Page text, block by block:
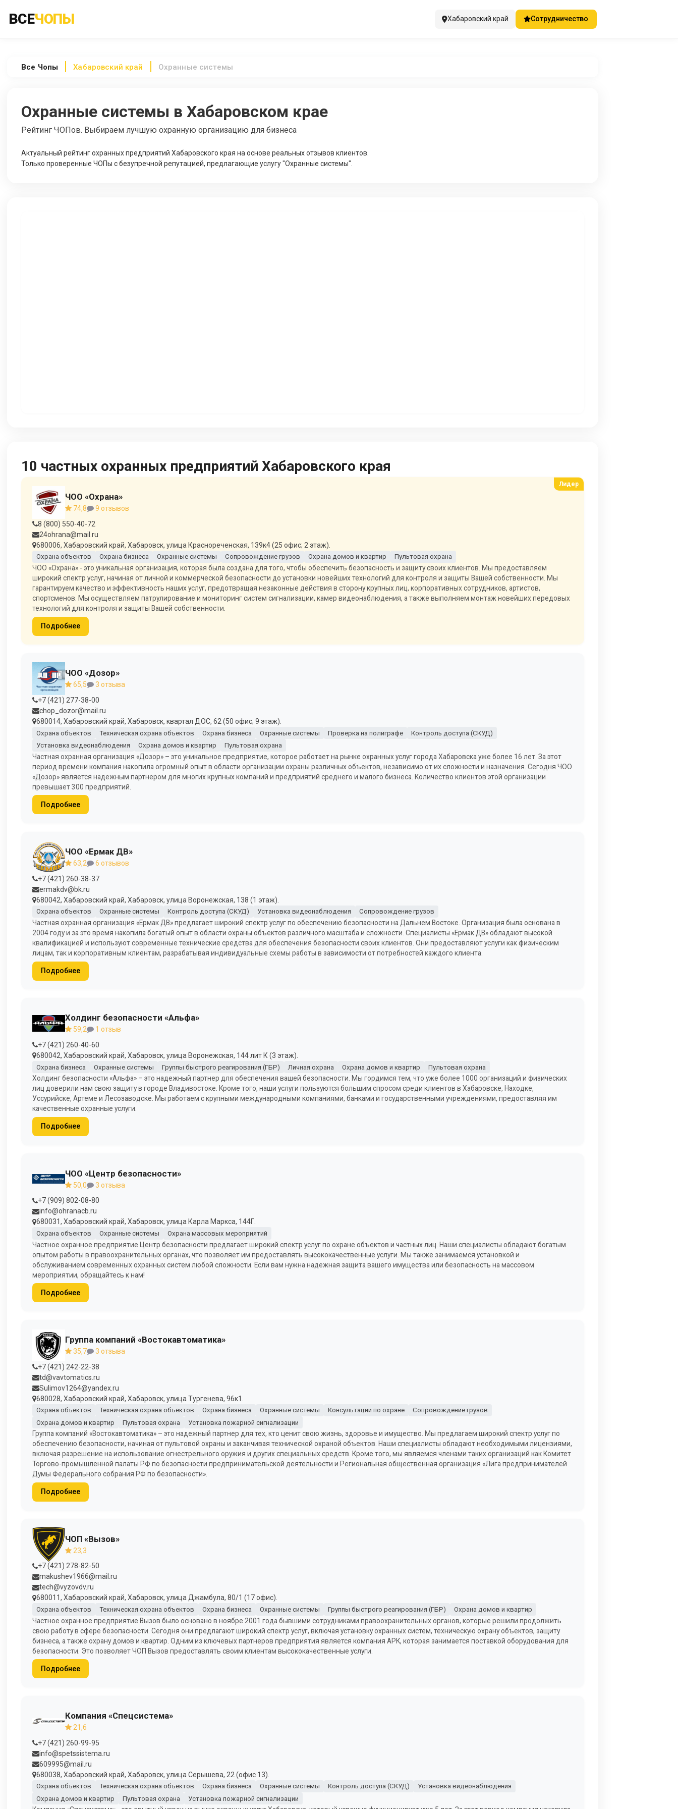
ВСЕЧОПЫ Хабаровский край Сотрудничество
Все Чопы Хабаровский край Охранные системы
Охранные системы в Хабаровском крае
Рейтинг ЧОПов. Выбираем лучшую охранную организацию для бизнеса
Актуальный рейтинг охранных предприятий Хабаровского края на основе реальных отзывов клиентов.
Только проверенные ЧОПы с безупречной репутацией, предлагающие услугу "Охранные системы".
10 частных охранных предприятий Хабаровского края
ЧОО «Охрана»
74,8
9 отзывов
8 (800) 550-40-72
24ohrana@mail.ru
680006, Хабаровский край, Хабаровск, улица Краснореченская, 139к4 (25 офис; 2 этаж).
Охрана объектов Охрана бизнеса Охранные системы Сопровождение грузов Охрана домов и квартир Пультовая охрана
ЧОО «Охрана» - это уникальная организация, которая была создана для того, чтобы обеспечить безопасность и защиту своих клиентов. Мы предоставляем
широкий спектр услуг, начиная от личной и коммерческой безопасности до установки новейших технологий для контроля и защиты Вашей собственности. Мы
гарантируем качество и эффективность наших услуг, предотвращая незаконные действия в сторону крупных лиц, корпоративных сотрудников, артистов,
спортсменов. Мы осуществляем патрулирование и мониторинг систем сигнализации, камер видеонаблюдения, а также выполняем монтаж новейших передовых
технологий для контроля и защиты Вашей собственности.
Подробнее
ЧОО «Дозор»
65,5
3 отзыва
+7 (421) 277-38-00
chop_dozor@mail.ru
680014, Хабаровский край, Хабаровск, квартал ДОС, 62 (50 офис; 9 этаж).
Охрана объектов Техническая охрана объектов Охрана бизнеса Охранные системы Проверка на полиграфе
Контроль доступа (СКУД)
Установка видеонаблюдения
Охрана домов и квартир Пультовая охрана
Частная охранная организация «Дозор» – это уникальное предприятие, которое работает на рынке охранных услуг города Хабаровска уже более 16 лет. За этот
период времени компания накопила огромный опыт в области организации охраны различных объектов, независимо от их сложности и назначения. Сегодня ЧОО
«Дозор» является надежным партнером для многих крупных компаний и предприятий среднего и малого бизнеса. Количество клиентов этой организации
превышает 300 предприятий.
Подробнее
ЧОО «Ермак ДВ»
63,2
6 отзывов
+7 (421) 260-38-37
ermakdv@bk.ru
680042, Хабаровский край, Хабаровск, улица Воронежская, 138 (1 этаж).
Охрана объектов Охранные системы Контроль доступа (СКУД) Установка видеонаблюдения Сопровождение грузов
Частная охранная организация «Ермак ДВ» предлагает широкий спектр услуг по обеспечению безопасности на Дальнем Востоке. Организация была основана в
2004 году и за это время накопила богатый опыт в области охраны объектов различного масштаба и сложности. Специалисты «Ермак ДВ» обладают высокой
квалификацией и используют современные технические средства для обеспечения безопасности своих клиентов. Они предоставляют услуги как физическим
лицам, так и корпоративным клиентам, разрабатывая индивидуальные схемы работы в зависимости от потребностей каждого клиента.
Подробнее
Холдинг безопасности «Альфа»
59,2
1 отзыв
+7 (421) 260-40-60
680042, Хабаровский край, Хабаровск, улица Воронежская, 144 лит К (3 этаж).
Охрана бизнеса Охранные системы Группы быстрого реагирования (ГБР) Личная охрана Охрана домов и квартир Пультовая охрана
Холдинг безопасности «Альфа» – это надежный партнер для обеспечения вашей безопасности. Мы гордимся тем, что уже более 1000 организаций и физических
лиц доверили нам свою защиту в городе Владивостоке. Кроме того, наши услуги пользуются большим спросом среди клиентов в Хабаровске, Находке,
Уссурийске, Артеме и Лесозаводске. Мы работаем с крупными международными компаниями, банками и государственными учреждениями, предоставляя им
качественные охранные услуги.
Подробнее
ЧОО «Центр безопасности»
50,0
3 отзыва
+7 (909) 802-08-80
info@ohranacb.ru
680031, Хабаровский край, Хабаровск, улица Карла Маркса, 144Г.
Охрана объектов Охранные системы Охрана массовых мероприятий
Частное охранное предприятие Центр безопасности предлагает широкий спектр услуг по охране объектов и частных лиц. Наши специалисты обладают богатым
опытом работы в правоохранительных органах, что позволяет им предоставлять высококачественные услуги. Мы также занимаемся установкой и
обслуживанием современных охранных систем любой сложности. Если вам нужна надежная защита вашего имущества или безопасность на массовом
мероприятии, обращайтесь к нам!
Подробнее
Группа компаний «Востокавтоматика»
35,7
3 отзыва
+7 (421) 242-22-38
td@vavtomatics.ru
Sulimov1264@yandex.ru
680028, Хабаровский край, Хабаровск, улица Тургенева, 96к1.
Охрана объектов Техническая охрана объектов Охрана бизнеса Охранные системы Консультации по охране
Сопровождение грузов
Охрана домов и квартир
Пультовая охрана Установка пожарной сигнализации
Группа компаний «Востокавтоматика» – это надежный партнер для тех, кто ценит свою жизнь, здоровье и имущество. Мы предлагаем широкий спектр услуг по
обеспечению безопасности, начиная от пультовой охраны и заканчивая технической охраной объектов. Наши специалисты обладают необходимыми лицензиями,
включая разрешение на использование огнестрельного оружия и других специальных средств. Кроме того, мы являемся членами таких организаций как Комитет
Торгово-промышленной палаты РФ по безопасности предпринимательской деятельности и Региональная общественная организация «Лига предпринимателей
Думы Федерального собрания РФ по безопасности».
Подробнее
ЧОП «Вызов»
23,3
+7 (421) 278-82-50
makushev1966@mail.ru
tech@vyzovdv.ru
680011, Хабаровский край, Хабаровск, улица Джамбула, 80/1 (17 офис).
Охрана объектов Техническая охрана объектов Охрана бизнеса Охранные системы Группы быстрого реагирования (ГБР) Охрана домов и квартир
Частное охранное предприятие Вызов было основано в ноябре 2001 года бывшими сотрудниками правоохранительных органов, которые решили продолжить
свою работу в сфере безопасности. Сегодня они предлагают широкий спектр услуг, включая установку охранных систем, техническую охрану объектов, защиту
бизнеса, а также охрану домов и квартир. Одним из ключевых партнеров предприятия является компания АРК, которая занимается поставкой оборудования для
безопасности. Это позволяет ЧОП Вызов предоставлять своим клиентам высококачественные услуги.
Подробнее
Компания «Спецсистема»
21,6
+7 (421) 260-99-95
info@spetssistema.ru
609995@mail.ru
680038, Хабаровский край, Хабаровск, улица Серышева, 22 (офис 13).
Охрана объектов Техническая охрана объектов Охрана бизнеса Охранные системы Контроль доступа (СКУД)
Установка видеонаблюдения
Охрана домов и квартир
Пультовая охрана Установка пожарной сигнализации